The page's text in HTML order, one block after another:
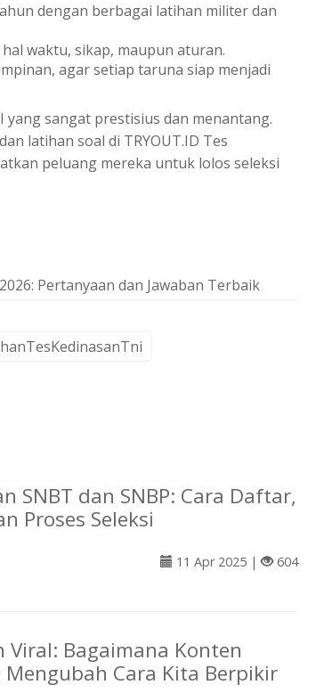
dengan berbagai latihan militer dan
waktu, sikap, maupun aturan.
agar setiap taruna siap menjadi
sangat prestisius dan menantang.
latihan soal di TRYOUT.ID Tes
peluang mereka untuk lolos seleksi
Pertanyaan dan Jawaban Terbaik
SNBT dan SNBP: Cara Daftar,
Proses Seleksi
11 Apr 2025 | 604
Viral: Bagaimana Konten
Cara Kita Berpikir